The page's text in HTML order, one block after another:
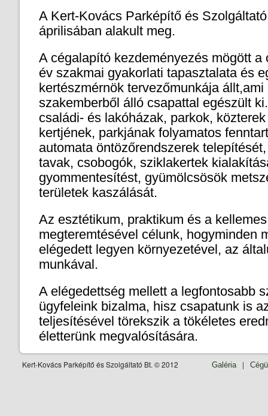
A Kert-Kovács Parképítő és
áprilisában alakult meg.
A cégalapító kezdeményezés mögött a
év szakmai gyakorlati tapasztalata és
kertészmérnök tervezőmunkája állt,ami
szakemberből álló csapattal egészült
családi- és lakóházak, parkok,
kertjének, parkjának folyamatos
automata öntözőrendszerek
tavak, csobogók, sziklakertek
gyommentesítést, gyümölcsösök
területek kaszálását.
Az esztétikum, praktikum és a
megteremtésével célunk, hogyminden
elégedett legyen környezetével, az
munkával.
A elégedettség mellett a legfontosabb
ügyfeleink bizalma, hisz csapatunk is
teljesítésével törekszik a tökéletes
életterünk megvalósítására.
Kert-Kovács Parképítő és Szolgáltató Bt. © 2012 |
Galéria